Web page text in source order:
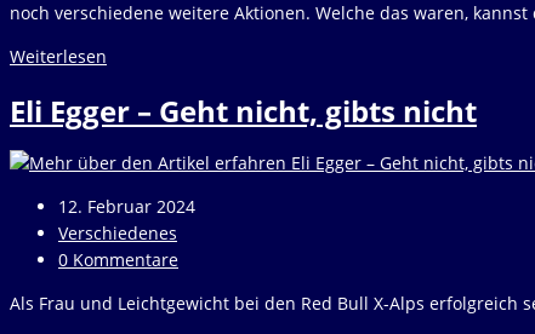
noch verschiedene weitere Aktionen. Welche das waren,
Weiterlesen
den
Bodenlosen
Eli Egger – Geht nicht, gibts nicht
Beitrag
veröffentlicht:
12. Februar 2024
Beitrags-
Kategorie:
Verschiedenes
Beitrags-
0 Kommentare
Als Frau und Leichtgewicht bei den Red Bull X-Alps erfolgreich